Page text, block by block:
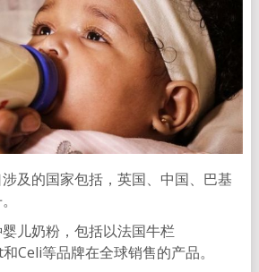
及的国家包括，英国、中国、巴基
儿奶粉，包括以法国牛栏
Celi等品牌在全球销售的产品。